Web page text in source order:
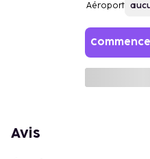
Aéroport
Avis